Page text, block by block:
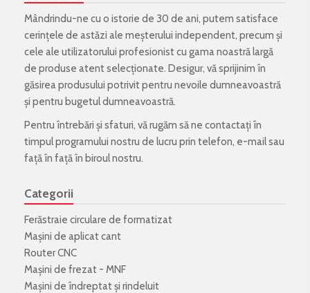
Mândrindu-ne cu o istorie de 30 de ani, putem satisface
cerințele de astăzi ale meșterului independent, precum și
cele ale utilizatorului profesionist cu gama noastră largă
de produse atent selecționate. Desigur, vă sprijinim în
găsirea produsului potrivit pentru nevoile dumneavoastră
și pentru bugetul dumneavoastră.
Pentru întrebări și sfaturi, vă rugăm să ne contactați în
timpul programului nostru de lucru prin telefon, e-mail sau
față în față în biroul nostru.
Categorii
Ferăstraie circulare de formatizat
Mașini de aplicat cant
Router CNC
Mașini de frezat - MNF
Mașini de îndreptat și rindeluit